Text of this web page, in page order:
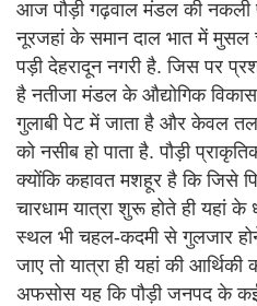
आज पौड़ी गढ़वाल मंडल की नकली
नूरजहां के समान दाल भात में मुसल
पड़ी देहरादून नगरी है. जिस पर
है नतीजा मंडल के औद्योगिक
गुलाबी पेट में जाता है और केवल
को नसीब हो पाता है. पौड़ी
क्योंकि कहावत मशहूर है कि जिसे
चारधाम यात्रा शुरू होते ही यहां के
स्थल भी चहल-कदमी से गुलजार
जाए तो यात्रा ही यहां की
अफसोस यह कि पौड़ी जनपद के